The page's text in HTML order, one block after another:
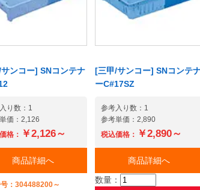
ンコー] SNコンテナ
り数：1
価：2,126
格： ￥2,126～
商品詳細へ
：304488200～
[三甲/サンコー] SNコンテ
ーC#17SZ
参考入り数：1
参考単価：2,890
税込価格： ￥2,890～
商品詳細へ
数量：